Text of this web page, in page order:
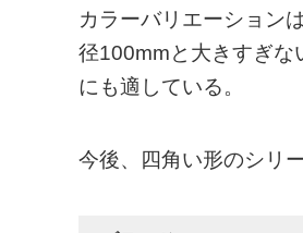
カラーバリエーション
径100mmと大きすぎな
にも適している。
今後、四角い形のシリ